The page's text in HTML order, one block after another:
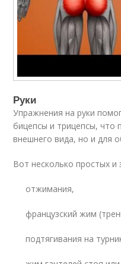
Руки
Упражнения на руки
бицепсы и трицепсы, что
внешнего вида, но и для
Вот несколько простых
отжимания,
французский жим
подтягивания на